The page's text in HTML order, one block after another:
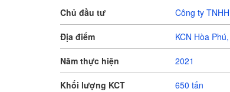
Chủ đầu tư Công ty
Địa điểm KCN Hòa
Năm thực hiện 2021
Khối lượng KCT 650 tấn